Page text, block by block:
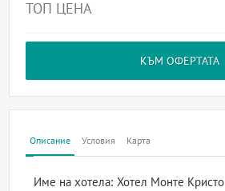
ТОП ЦЕНА
КЪМ ОФЕРТАТА
Описание Условия Карта
Име на хотела: Хотел Монте Кристо